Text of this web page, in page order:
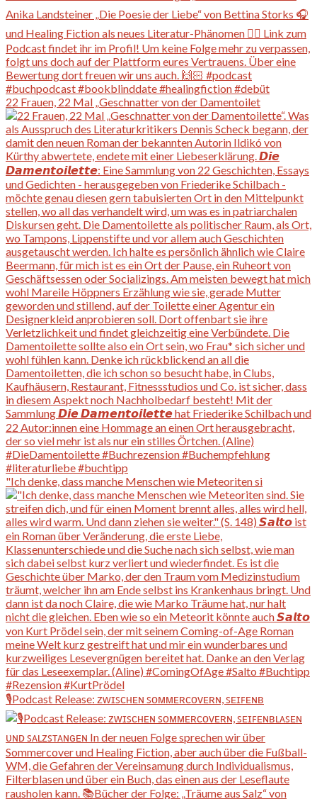
22 Frauen, 22 Mal „Geschnatter von der Damentoilet
"Ich denke, dass manche Menschen wie Meteoriten si
🎙️Podcast Release: ᴢᴡɪꜱᴄʜᴇɴ ꜱᴏᴍᴍᴇʀᴄᴏᴠᴇʀɴ, ꜱᴇɪꜰᴇɴʙ